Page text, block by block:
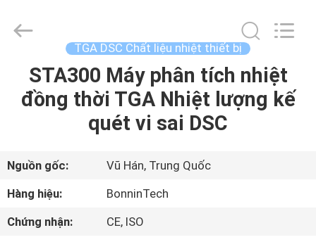
TRANG
CHỦ
SẢN
PHẨM
supplier.
Copyright
Technology
ECER
TGA DSC Chất liệu nhiệt thiết bị
STA300 Máy phân tích nhiệt
đồng thời TGA Nhiệt lượng kế
quét vi sai DSC
Nguồn gốc:
Vũ Hán, Trung Quốc
Hàng hiệu:
BonninTech
Chứng nhận:
CE, ISO